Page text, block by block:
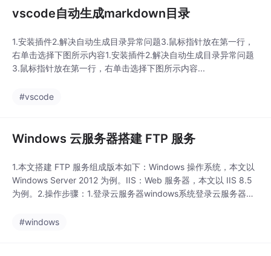
vscode自动生成markdown目录
1.安装插件2.解决自动生成目录异常问题3.鼠标指针放在第一行，
右单击选择下图所示内容1.安装插件2.解决自动生成目录异常问题
3.鼠标指针放在第一行，右单击选择下图所示内容...
#vscode
Windows 云服务器搭建 FTP 服务
1.本文搭建 FTP 服务组成版本如下：Windows 操作系统，本文以
Windows Server 2012 为例。IIS：Web 服务器，本文以 IIS 8.5
为例。2.操作步骤：1.登录云服务器windows系统登录云服务器的
务器管理器。2. 在“服务器管理器”窗口中，单击【添加角色与功
#windows